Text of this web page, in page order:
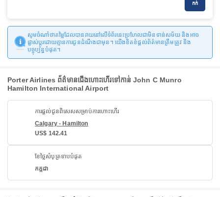
កក់
សូមចំណាំថាតម្លៃដែលបានរាយនៅលើទំព័រនេះប្រហែលជាមិនទាន់សម័យ និងអាច
ផ្លាស់ប្តូរដោយគ្មានការជូនដំណឹងជាមុន។ យើងខិតខំផ្តល់ព័ត៌មានត្រឹមត្រូវ និង
បច្ចុប្បន្នបំផុត។
Porter Airlines ព័ត៌មានជើងហោះហើរទៅកាន់ John C Munro
Hamilton International Airport
ការផ្តល់ជូនពិសេសសម្រាប់ការហោះហើរ
Calgary - Hamilton
US$ 142.41
ខែថ្លៃសំបុត្រទាបបំផុត
កក្កដា